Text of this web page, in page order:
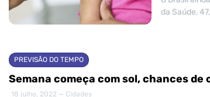
da Saúde,
PREVISÃO DO TEMPO
Semana começa com sol, chances de
18 julho, 2022 — Cidades